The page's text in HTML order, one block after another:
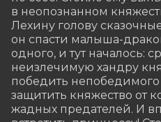
в неопознанном
Лехину голову
он спасти малыша-
одного, и тут началось:
неизлечимую хандру
победить непобедимого
защитить княжество от
жадных предателей. И